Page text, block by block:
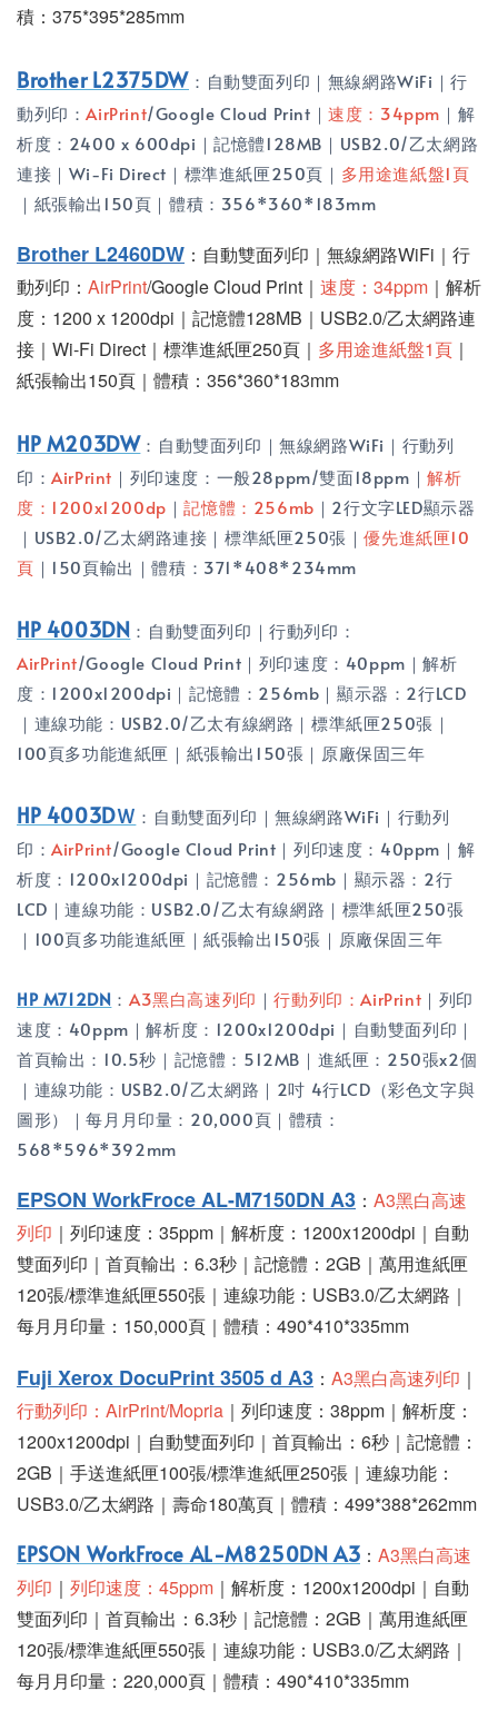
積：375*395*285mm
Brother L2375DW ：自動雙面列印｜無線網路WiFi｜行
動列印：AirPrint/Google Cloud Print｜速度：34ppm ｜解
析度：2400 x 600dpi｜記憶體128MB｜USB2.0/乙太網路
連接｜Wi-Fi Direct｜標準進紙匣250頁｜ 多用途進紙盤1頁
｜紙張輸出150頁｜體積：356*360*183mm
Brother L2460DW ：自動雙面列印｜無線網路WiFi｜行
動列印： AirPrint/Google Cloud Print｜ 速度：34ppm ｜解析
度：1200 x 1200dpi｜記憶體128MB｜USB2.0/乙太網路連
接｜Wi-Fi Direct｜標準進紙匣250頁｜ 多用途進紙盤1頁 ｜
紙張輸出150頁｜體積：356*360*183mm
HP M203DW：自動雙面列印｜無線網路WiFi｜行動列
印：AirPrint ｜列印速度：一般28ppm/雙面18ppm｜解析
度：1200x1200dp ｜記憶體：256mb ｜2行文字LED顯示器
｜USB2.0/乙太網路連接｜標準紙匣250張｜優先進紙匣10
頁 ｜150頁輸出｜體積：371*408*234mm
HP 4003DN ：自動雙面列印｜行動列印：
AirPrint/Google Cloud Print｜列印速度：40ppm｜解析
度：1200x1200dpi｜記憶體：256mb｜顯示器：2行LCD
｜連線功能：USB2.0/乙太有線網路｜標準紙匣250張｜
100頁多功能進紙匣｜紙張輸出150張｜原廠保固三年
HP 4003DＷ ：自動雙面列印｜無線網路WiFi｜行動列
印：AirPrint/Google Cloud Print｜列印速度：40ppm｜解
析度：1200x1200dpi｜記憶體：256mb｜顯示器：2行
LCD｜連線功能：USB2.0/乙太有線網路｜標準紙匣250張
｜100頁多功能進紙匣｜紙張輸出150張｜原廠保固三年
HP M712DN ：A3黑白高速列印 ｜行動列印：AirPrint ｜列印
速度：40ppm｜解析度：1200x1200dpi｜自動雙面列印｜
首頁輸出：10.5秒｜記憶體：512MB｜進紙匣：250張x2個
｜連線功能：USB2.0/乙太網路｜2吋 4行LCD（彩色文字與
圖形）｜每月月印量：20,000頁｜體積：
568*596*392mm
EPSON WorkFroce AL-M7150DN A3 ： A3黑白高速
列印 ｜列印速度：35ppm｜解析度：1200x1200dpi｜自動
雙面列印｜首頁輸出：6.3秒｜記憶體：2GB｜萬用進紙匣
120張/標準進紙匣550張｜連線功能：USB3.0/乙太網路｜
每月月印量：150,000頁｜體積：490*410*335mm
Fuji Xerox DocuPrint 3505 d A3 ： A3黑白高速列印 ｜
行動列印： AirPrint/Mopria ｜列印速度：38ppm｜解析度：
1200x1200dpi｜自動雙面列印｜首頁輸出：6秒｜記憶體：
2GB｜手送進紙匣100張/標準進紙匣250張｜連線功能：
USB3.0/乙太網路｜壽命180萬頁｜體積：499*388*262mm
EPSON WorkFroce AL-M8250DN A3 ：A3黑白高速
列印 ｜ 列印速度：45ppm ｜解析度：1200x1200dpi｜自動
雙面列印｜首頁輸出：6.3秒｜記憶體：2GB｜萬用進紙匣
120張/標準進紙匣550張｜連線功能：USB3.0/乙太網路｜
每月月印量：220,000頁｜體積：490*410*335mm